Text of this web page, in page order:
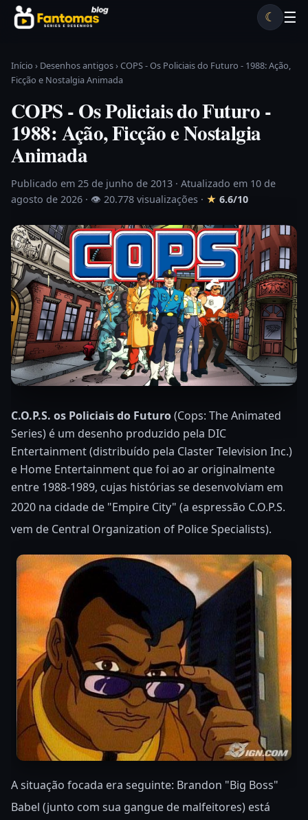
Pular para o conteúdo
☰
☾
Início › Desenhos antigos›COPS - Os Policiais do Futuro - 1988: Ação,
Ficção e Nostalgia Animada
COPS - Os Policiais do Futuro -
1988: Ação, Ficção e Nostalgia
Animada
Publicado em 25 de junho de 2013 · Atualizado em 10 de
agosto de 2026 · 👁 20.778 visualizações · ★ 6.6/10
C.O.P.S. os Policiais do Futuro(Cops: The Animated
Series) é um desenho produzido pela DIC
Entertainment (distribuído pela Claster Television Inc.)
e Home Entertainment que foi ao ar originalmente
entre 1988-1989, cujas histórias se desenvolviam em
2020 na cidade de "Empire City" (a espressão C.O.P.S.
vem de Central Organization of Police Specialists).
A situação focada era seguinte: Brandon "Big Boss"
Babel (junto com sua gangue de malfeitores) está